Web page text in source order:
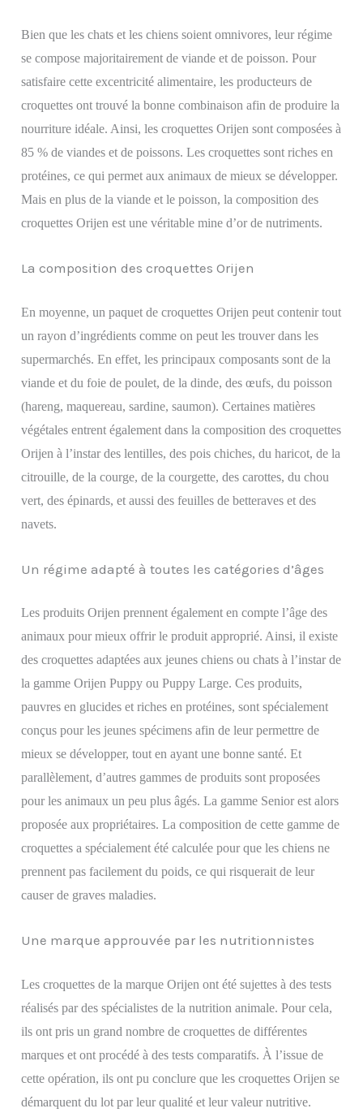
Bien que les chats et les chiens soient omnivores, leur régime
se compose majoritairement de viande et de poisson. Pour
satisfaire cette excentricité alimentaire, les producteurs de
croquettes ont trouvé la bonne combinaison afin de produire la
nourriture idéale. Ainsi, les croquettes Orijen sont composées à
85 % de viandes et de poissons. Les croquettes sont riches en
protéines, ce qui permet aux animaux de mieux se développer.
Mais en plus de la viande et le poisson, la composition des
croquettes Orijen est une véritable mine d’or de nutriments.
La composition des croquettes Orijen
En moyenne, un paquet de croquettes Orijen peut contenir tout
un rayon d’ingrédients comme on peut les trouver dans les
supermarchés. En effet, les principaux composants sont de la
viande et du foie de poulet, de la dinde, des œufs, du poisson
(hareng, maquereau, sardine, saumon). Certaines matières
végétales entrent également dans la composition des croquettes
Orijen à l’instar deslentilles,des pois chiches,du haricot, de la
citrouille, de la courge, de la courgette, des carottes, du chou
vert, des épinards, et aussi des feuilles de betteraves et des
navets.
Un régime adapté à toutes les catégories d’âges
Les produits Orijen prennent également en compte l’âge des
animaux pour mieux offrir le produit approprié. Ainsi, il existe
des croquettes adaptéesaux jeunes chiens ou chats à l’instar de
la gamme Orijen Puppy ou Puppy Large. Ces produits,
pauvres en glucides et riches en protéines, sontspécialement
conçus pour les jeunes spécimensafin de leur permettre de
mieux se développer, tout en ayant une bonne santé.Et
parallèlement, d’autres gammes de produits sont proposées
pour les animaux un peu plus âgés. La gamme Senior est alors
proposée aux propriétaires. La composition de cette gamme de
croquettes a spécialement été calculée pour que les chiens ne
prennent pas facilement du poids, ce qui risquerait de leur
causer de graves maladies.
Une marque approuvée par les nutritionnistes
Les croquettes de la marque Orijen ont été sujettes à des tests
réalisés par des spécialistes de la nutrition animale. Pour cela,
ils ont pris un grand nombre de croquettes de différentes
marques et ont procédé à des tests comparatifs. À l’issue de
cette opération, ils ont pu conclure que les croquettes Orijen se
démarquent du lot par leur qualité et leur valeur nutritive.